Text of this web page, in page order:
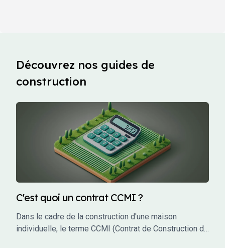
Découvrez nos guides de
construction
C'est quoi un contrat CCMI ?
Dans le cadre de la construction d'une maison
individuelle, le terme CCMI (Contrat de Construction de